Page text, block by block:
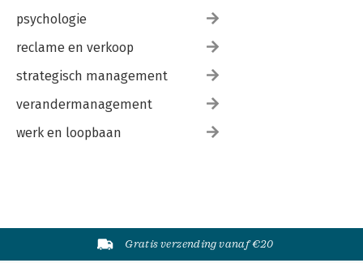
psychologie
reclame en verkoop
strategisch management
verandermanagement
werk en loopbaan
Gratis verzending vanaf €20